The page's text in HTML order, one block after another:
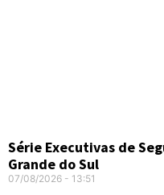
Série Executivas de
Grande do Sul
07/08/2026 13:51